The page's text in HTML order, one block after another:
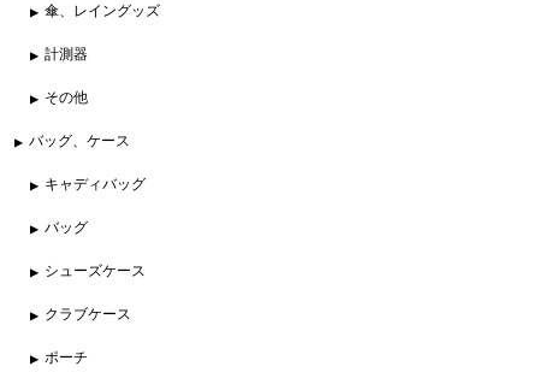
傘、レイングッズ
計測器
その他
バッグ、ケース
キャディバッグ
バッグ
シューズケース
クラブケース
ポーチ